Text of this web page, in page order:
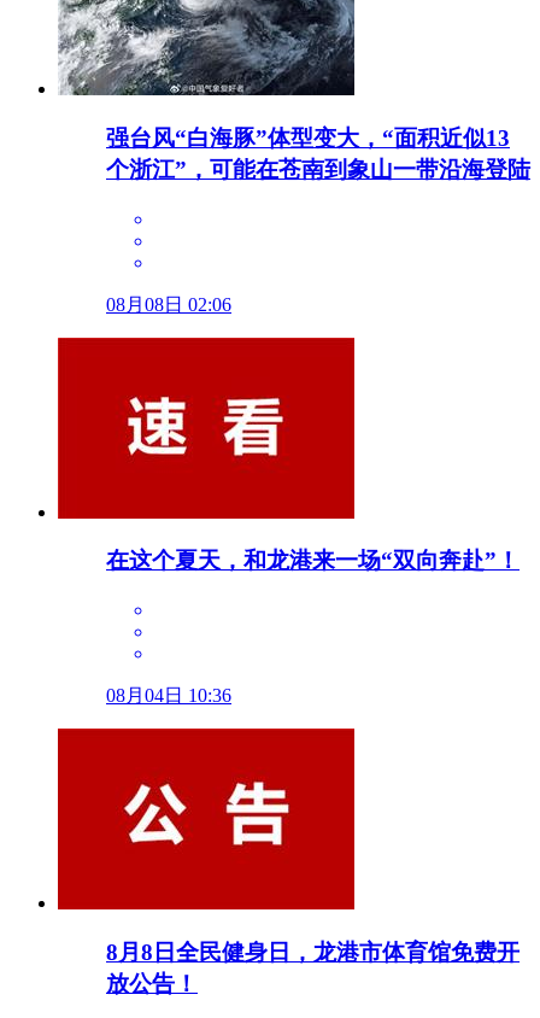
强台风“白海豚”体型变大，“面积近似13
个浙江”，可能在苍南到象山一带沿海登陆
08月08日 02:06
在这个夏天，和龙港来一场“双向奔赴”！
08月04日 10:36
8月8日全民健身日，龙港市体育馆免费开
放公告！